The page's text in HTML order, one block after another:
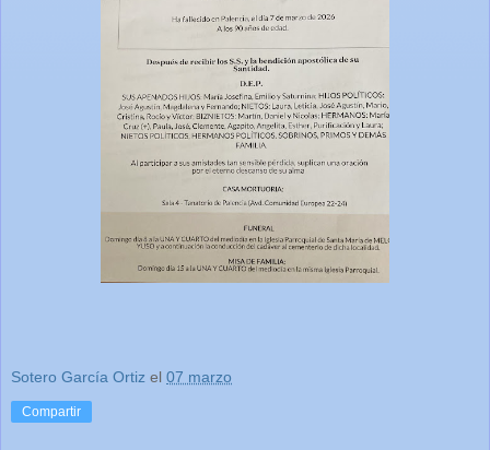
Sotero García Ortiz el 07 marzo
Compartir